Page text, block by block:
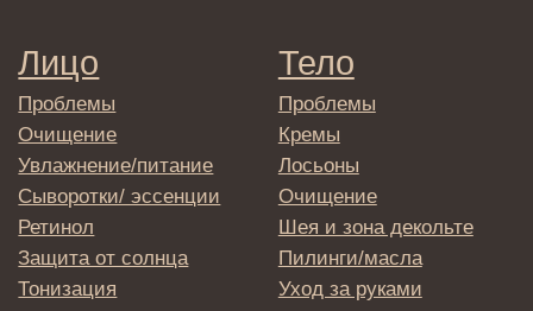
персональных данных
Политика
Договор оферта
Реквизиты и контакты
Подписаться
E-mail
→
вы соглашаетесь с политикой в отношении